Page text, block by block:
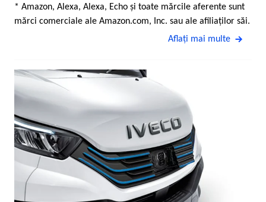
* Amazon, Alexa, Alexa, Echo şi toate mărcile aferente sunt
mărci comerciale ale Amazon.com, Inc. sau ale afiliaţilor săi.
Aflaţi mai multe